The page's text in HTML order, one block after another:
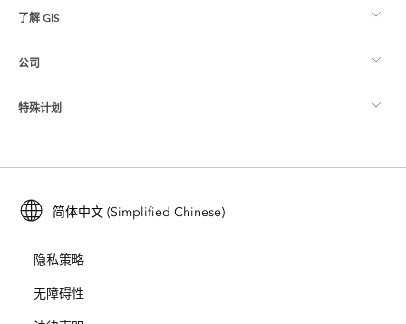
制图
Esri 社区
ArcGIS 博客
用户研究和测试
Esri 年轻专家关系网
了解 GIS
什么是 GIS？
位置智能
培训
ArcUser
ArcNews
ArcWatch
公司
关于 Esri
招贤纳士
开放视野
特殊计划
ArcGIS for Student Use
保护
简体中文 (Simplified Chinese)
隐私策略
无障碍性